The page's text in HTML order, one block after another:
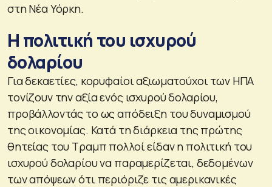
στη Νέα Υόρκη.
Η πολιτική του ισχυρού
δολαρίου
Για δεκαετίες, κορυφαίοι αξιωματούχοι των ΗΠΑ
τονίζουν την αξία ενός ισχυρού δολαρίου,
προβάλλοντάς το ως απόδειξη του δυναμισμού
της οικονομίας. Κατά τη διάρκεια της πρώτης
θητείας του Τραμπ πολλοί είδαν η πολιτική του
ισχυρού δολαρίου να παραμερίζεται, δεδομένων
των απόψεων ότι περιόριζε τις αμερικανικές